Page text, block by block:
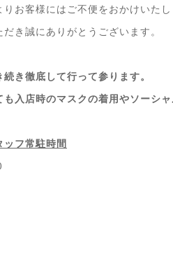
お客様にはご不便をおかけいたし
き誠にありがとうございます。
き徹底して行って参ります。
入店時のマスクの着用やソーシ
ッフ常駐時間